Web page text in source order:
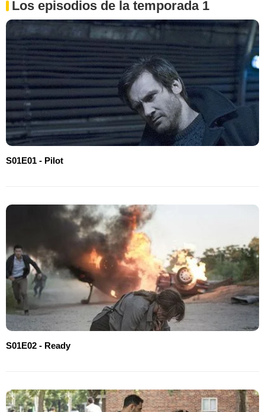
Los episodios de la temporada 1
S01E01 - Pilot
S01E02 - Ready